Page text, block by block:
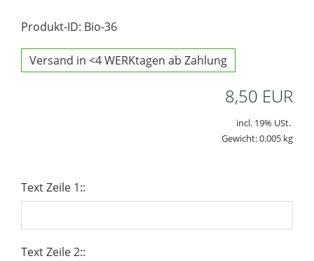
Produkt-ID: Bio-36
Versand in <4 WERKtagen ab Zahlung
8,50 EUR
incl. 19% USt.
Gewicht: 0.005 kg
Text Zeile 1::
Text Zeile 2::